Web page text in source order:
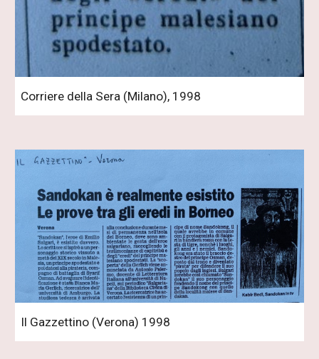
Corriere della Sera (Milano), 1998
Il Gazzettino (Verona) 1998